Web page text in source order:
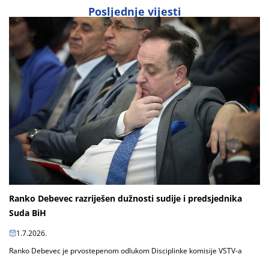
Posljednje vijesti
Ranko Debevec razriješen dužnosti sudije i predsjednika
Suda BiH
1.7.2026.
Ranko Debevec je prvostepenom odlukom Disciplinke komisije VSTV-a